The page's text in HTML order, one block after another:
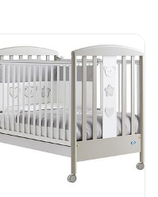
● в наличии